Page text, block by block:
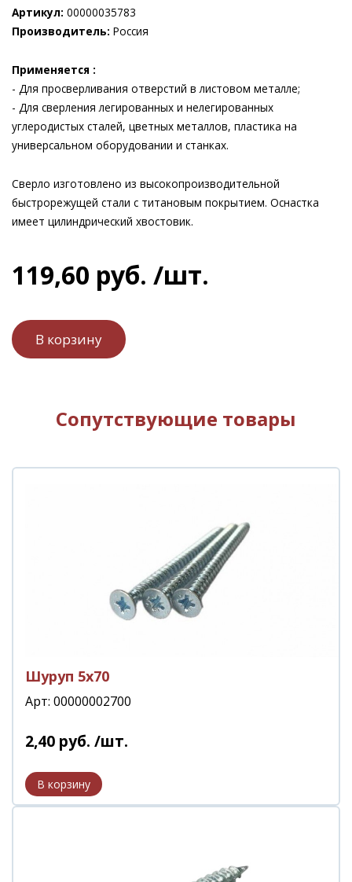
Артикул: 00000035783
Производитель: Россия
Применяется :
- Для просверливания отверстий в листовом металле;
- Для сверления легированных и нелегированных
углеродистых сталей, цветных металлов, пластика на
универсальном оборудовании и станках.
Сверло изготовлено из высокопроизводительной
быстрорежущей стали с титановым покрытием. Оснастка
имеет цилиндрический хвостовик.
119,60 руб. /шт.
Сопутствующие товары
Шуруп 5х70
Арт: 00000002700
2,40 руб. /шт.